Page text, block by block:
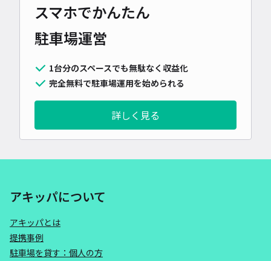
スマホでかんたん
駐車場運営
1台分のスペースでも無駄なく収益化
完全無料で駐車場運用を始められる
詳しく見る
アキッパについて
アキッパとは
提携事例
駐車場を貸す：個人の方